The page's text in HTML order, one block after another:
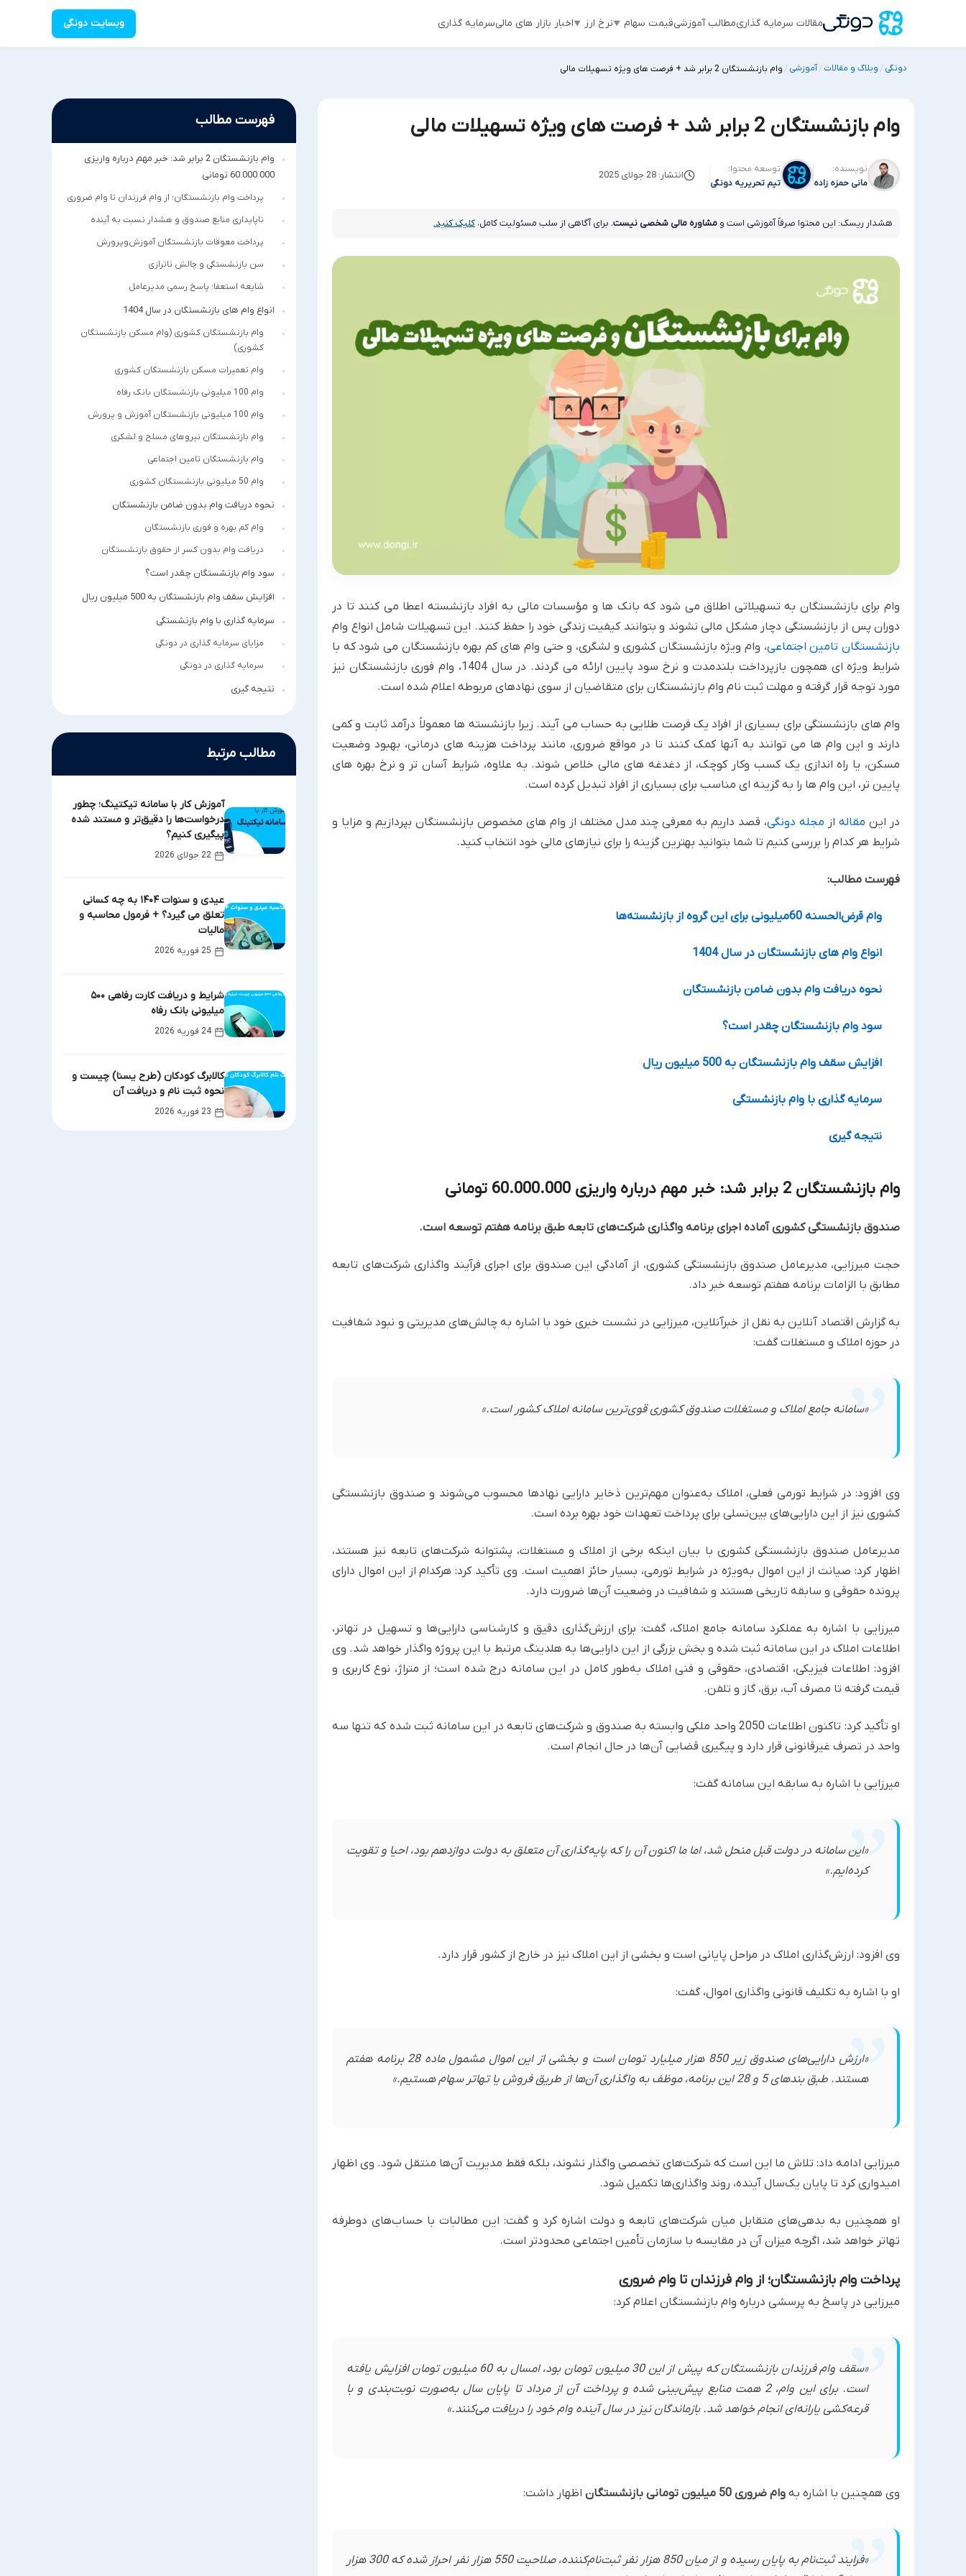
مقالات سرمایه گذاریمطالب آموزشیقیمت سهام نرخ ارز اخبار بازار های مالیسرمایه گذاری وبسایت دونگی
دونگی /وبلاگ و مقالات /آموزشی /وام بازنشستگان 2 برابر شد + فرصت های ویژه تسهیلات مالی
وام بازنشستگان 2 برابر شد + فرصت های ویژه تسهیلات مالی
نویسنده:
مانی حمزه زاده
توسعه محتوا:
تیم تحریریه دونگی
انتشار: 28 جولای 2025
هشدار ریسک: این محتوا صرفاً آموزشی است و مشاوره مالی شخصی نیست. برای آگاهی از سلب مسئولیت کامل، کلیک کنید.
وام برای بازنشستگان به تسهیلاتی اطلاق می شود که بانک ها و مؤسسات مالی به افراد بازنشسته اعطا می کنند تا در
دوران پس از بازنشستگی دچار مشکل مالی نشوند و بتوانند کیفیت زندگی خود را حفظ کنند. این تسهیلات شامل انواع وام
بازنشستگان تامین اجتماعی، وام ویژه بازنشستگان کشوری و لشگری، و حتی وام های کم بهره بازنشستگان می شود که با
شرایط ویژه ای همچون بازپرداخت بلندمدت و نرخ سود پایین ارائه می گردند. در سال 1404، وام فوری بازنشستگان نیز
مورد توجه قرار گرفته و مهلت ثبت نام وام بازنشستگان برای متقاضیان از سوی نهادهای مربوطه اعلام شده است.
وام های بازنشستگی برای بسیاری از افراد یک فرصت طلایی به حساب می آیند. زیرا بازنشسته ها معمولاً درآمد ثابت و کمی
دارند و این وام ها می توانند به آنها کمک کنند تا در مواقع ضروری، مانند پرداخت هزینه های درمانی، بهبود وضعیت
مسکن، یا راه اندازی یک کسب وکار کوچک، از دغدغه های مالی خلاص شوند. به علاوه، شرایط آسان تر و نرخ بهره های
پایین تر، این وام ها را به گزینه ای مناسب برای بسیاری از افراد تبدیل کرده است.
در این مقاله از مجله دونگی، قصد داریم به معرفی چند مدل مختلف از وام های مخصوص بازنشستگان بپردازیم و مزایا و
شرایط هر کدام را بررسی کنیم تا شما بتوانید بهترین گزینه را برای نیازهای مالی خود انتخاب کنید.
فهرست مطالب:
وام قرض‌الحسنه 60میلیونی برای این گروه از بازنشسته‌ها
انواع وام های بازنشستگان در سال 1404
نحوه دریافت وام بدون ضامن بازنشستگان
سود وام بازنشستگان چقدر است؟
افزایش سقف وام بازنشستگان به 500 میلیون ریال
سرمایه گذاری با وام بازنشستگی
نتیجه گیری
وام بازنشستگان 2 برابر شد: خبر مهم درباره واریزی 60.000.000 تومانی
صندوق بازنشستگی کشوری آماده اجرای برنامه واگذاری شرکت‌های تابعه طبق برنامه هفتم توسعه است.
حجت میرزایی، مدیرعامل صندوق بازنشستگی کشوری، از آمادگی این صندوق برای اجرای فرآیند واگذاری شرکت‌های تابعه
مطابق با الزامات برنامه هفتم توسعه خبر داد.
به گزارش اقتصاد آنلاین به نقل از خبرآنلاین، میرزایی در نشست خبری خود با اشاره به چالش‌های مدیریتی و نبود شفافیت
در حوزه املاک و مستغلات گفت:
«سامانه جامع املاک و مستغلات صندوق کشوری قوی‌ترین سامانه املاک کشور است.»
وی افزود: در شرایط تورمی فعلی، املاک به‌عنوان مهم‌ترین ذخایر دارایی نهادها محسوب می‌شوند و صندوق بازنشستگی
کشوری نیز از این دارایی‌های بین‌نسلی برای پرداخت تعهدات خود بهره برده است.
مدیرعامل صندوق بازنشستگی کشوری با بیان اینکه برخی از املاک و مستغلات، پشتوانه شرکت‌های تابعه نیز هستند،
اظهار کرد: صیانت از این اموال به‌ویژه در شرایط تورمی، بسیار حائز اهمیت است. وی تأکید کرد: هرکدام از این اموال دارای
پرونده حقوقی و سابقه تاریخی هستند و شفافیت در وضعیت آن‌ها ضرورت دارد.
میرزایی با اشاره به عملکرد سامانه جامع املاک، گفت: برای ارزش‌گذاری دقیق و کارشناسی دارایی‌ها و تسهیل در تهاتر،
اطلاعات املاک در این سامانه ثبت شده و بخش بزرگی از این دارایی‌ها به هلدینگ مرتبط با این پروژه واگذار خواهد شد. وی
افزود: اطلاعات فیزیکی، اقتصادی، حقوقی و فنی املاک به‌طور کامل در این سامانه درج شده است؛ از متراژ، نوع کاربری و
قیمت گرفته تا مصرف آب، برق، گاز و تلفن.
او تأکید کرد: تاکنون اطلاعات 2050 واحد ملکی وابسته به صندوق و شرکت‌های تابعه در این سامانه ثبت شده که تنها سه
واحد در تصرف غیرقانونی قرار دارد و پیگیری قضایی آن‌ها در حال انجام است.
میرزایی با اشاره به سابقه این سامانه گفت:
«این سامانه در دولت قبل منحل شد، اما ما اکنون آن را که پایه‌گذاری آن متعلق به دولت دوازدهم بود، احیا و تقویت
کرده‌ایم.»
وی افزود: ارزش‌گذاری املاک در مراحل پایانی است و بخشی از این املاک نیز در خارج از کشور قرار دارد.
او با اشاره به تکلیف قانونی واگذاری اموال، گفت:
«ارزش دارایی‌های صندوق زیر 850 هزار میلیارد تومان است و بخشی از این اموال مشمول ماده 28 برنامه هفتم
هستند. طبق بندهای 5 و 28 این برنامه، موظف به واگذاری آن‌ها از طریق فروش یا تهاتر سهام هستیم.»
میرزایی ادامه داد: تلاش ما این است که شرکت‌های تخصصی واگذار نشوند، بلکه فقط مدیریت آن‌ها منتقل شود. وی اظهار
امیدواری کرد تا پایان یک‌سال آینده، روند واگذاری‌ها تکمیل شود.
او همچنین به بدهی‌های متقابل میان شرکت‌های تابعه و دولت اشاره کرد و گفت: این مطالبات با حساب‌های دوطرفه
تهاتر خواهد شد، اگرچه میزان آن در مقایسه با سازمان تأمین اجتماعی محدودتر است.
پرداخت وام بازنشستگان؛ از وام فرزندان تا وام ضروری
میرزایی در پاسخ به پرسشی درباره وام بازنشستگان اعلام کرد:
«سقف وام فرزندان بازنشستگان که پیش از این 30 میلیون تومان بود، امسال به 60 میلیون تومان افزایش یافته
است. برای این وام، 2 همت منابع پیش‌بینی شده و پرداخت آن از مرداد تا پایان سال به‌صورت نوبت‌بندی و با
قرعه‌کشی یارانه‌ای انجام خواهد شد. بازماندگان نیز در سال آینده وام خود را دریافت می‌کنند.»
وی همچنین با اشاره به وام ضروری 50 میلیون تومانی بازنشستگان اظهار داشت:
«فرایند ثبت‌نام به پایان رسیده و از میان 850 هزار نفر ثبت‌نام‌کننده، صلاحیت 550 هزار نفر احراز شده که 300 هزار
فهرست مطالب
وام بازنشستگان 2 برابر شد: خبر مهم درباره واریزی
60.000.000 تومانی
پرداخت وام بازنشستگان؛ از وام فرزندان تا وام ضروری
ناپایداری منابع صندوق و هشدار نسبت به آینده
پرداخت معوقات بازنشستگان آموزش‌وپرورش
سن بازنشستگی و چالش ناترازی
شایعه استعفا؛ پاسخ رسمی مدیرعامل
انواع وام های بازنشستگان در سال 1404
وام بازنشستگان کشوری (وام مسکن بازنشستگان
کشوری)
وام تعمیرات مسکن بازنشستگان کشوری
وام 100 میلیونی بازنشستگان بانک رفاه
وام 100 میلیونی بازنشستگان آموزش و پرورش
وام بازنشستگان نیروهای مسلح و لشکری
وام بازنشستگان تامین اجتماعی
وام 50 میلیونی بازنشستگان کشوری
نحوه دریافت وام بدون ضامن بازنشستگان
وام کم بهره و فوری بازنشستگان
دریافت وام بدون کسر از حقوق بازنشستگان
سود وام بازنشستگان چقدر است؟
افزایش سقف وام بازنشستگان به 500 میلیون ریال
سرمایه گذاری با وام بازنشستگی
مزایای سرمایه گذاری در دونگی
سرمایه گذاری در دونگی
نتیجه گیری
مطالب مرتبط
آموزش کار با سامانه تیکتینگ؛ چطور
درخواست‌ها را دقیق‌تر و مستند شده
پیگیری کنیم؟
22 جولای 2026
عیدی و سنوات ۱۴۰۴ به چه کسانی
تعلق می گیرد؟ + فرمول محاسبه و
مالیات
25 فوریه 2026
شرایط و دریافت کارت رفاهی ۵۰۰
میلیونی بانک رفاه
24 فوریه 2026
کالابرگ کودکان (طرح یسنا) چیست و
نحوه ثبت نام و دریافت آن
23 فوریه 2026